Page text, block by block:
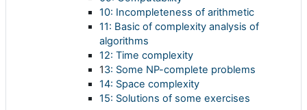
10: Incompleteness of arithmetic
11: Basic of complexity analysis of
algorithms
12: Time complexity
13: Some NP-complete problems
14: Space complexity
15: Solutions of some exercises